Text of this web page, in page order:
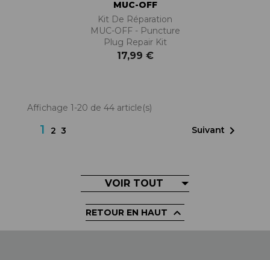
MUC-OFF
Kit De Réparation
MUC-OFF - Puncture
Plug Repair Kit
17,99 €
Affichage 1-20 de 44 article(s)
1 2 3 Suivant 
VOIR TOUT
RETOUR EN HAUT 